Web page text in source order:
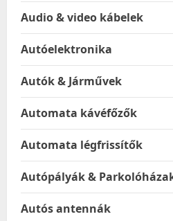
Audio & video kábelek
Autóelektronika
Autók & Járművek
Automata kávéfőzők
Automata légfrissítők
Autópályák &
Autós antennák